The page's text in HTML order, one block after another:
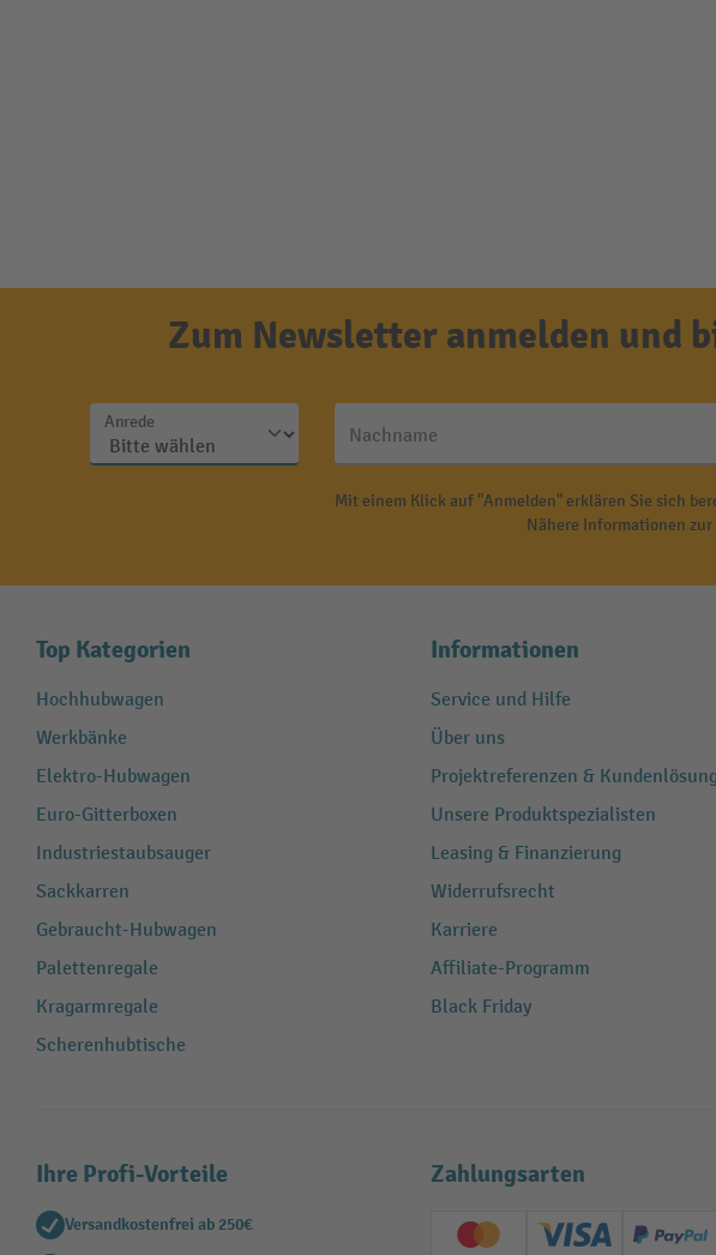
Zum Newsletter anmelden und
Anrede
Nachname
Mit einem Klick auf "Anmelden" erklären Sie sich
Nähere Informationen
Top Kategorien
Hochhubwagen
Werkbänke
Elektro-Hubwagen
Euro-Gitterboxen
Industriestaubsauger
Sackkarren
Gebraucht-Hubwagen
Palettenregale
Kragarmregale
Scherenhubtische
Informationen
Service und Hilfe
Über uns
Projektreferenzen &
Unsere Produktspezialisten
Leasing & Finanzierung
Widerrufsrecht
Karriere
Affiliate-Programm
Black Friday
Ihre Profi-Vorteile
Versandkostenfrei ab 250€
Zahlungsarten
Creditcard (Master)Creditcard (Visa)
PayPal